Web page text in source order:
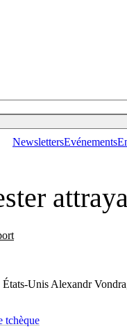
NewslettersEvénements
Unis Alexandr
tchèque